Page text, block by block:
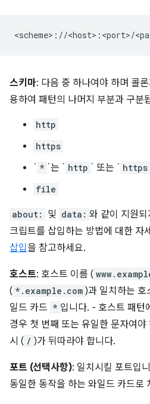
스키마: 다음 중 하나여야 하며 콜
용하여 패턴의 나머지 부분과 구분
http
https
` * `는 ` http ` 또는 ` https
file
about: 및 data: 와 같이 지원
크립트를 삽입하는 방법에 대한 자
삽입 을 참고하세요.
호스트: 호스트 이름 (
( *.example.com )과 일치하는 호
일드 카드 * 입니다. - 호스트 패턴
경우 첫 번째 또는 유일한 문자여야
시 ( / )가 뒤따라야 합니다.
포트 (선택사항): 일치시킬 포트입
동일한 동작을 하는 와일드 카드로